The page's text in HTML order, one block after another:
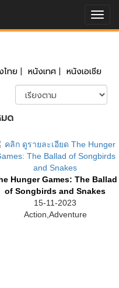
ไทย | หนังเทศ | หนังเอเชีย
ด
Hunger Games: The Ballad
of Songbirds and Snakes
15-11-2023
Action,Adventure